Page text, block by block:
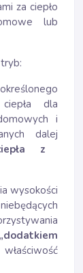
za ciepło
lub
dla
i
dalej
z
wysokości
„dodatkiem